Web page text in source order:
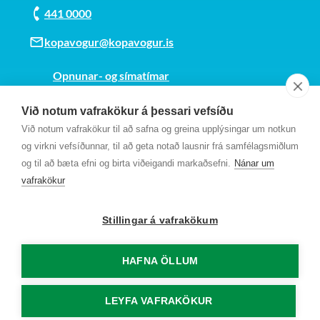
Við notum vafrakökur á þessari vefsíðu
Við notum vafrakökur til að safna og greina upplýsingar um notkun
og virkni vefsíðunnar, til að geta notað lausnir frá samfélagsmiðlum
og til að bæta efni og birta viðeigandi markaðsefni. Nánar um
vafrakökur
Stillingar á vafrakökum
HAFNA ÖLLUM
LEYFA VAFRAKÖKUR
Skipulagsskilmálar júlí
1996
Vatnsendi -
Skipulagsskilmálar október
1992
Vatnsendi - Norðursvæði -
Vatnsendi - Norðursvæði -
Salahverfi - Reitur IX og XI
441 0000
kopavogur@kopavogur.is
Opnunar- og símatímar
Kt. 700169-3759
Fundarmannagátt